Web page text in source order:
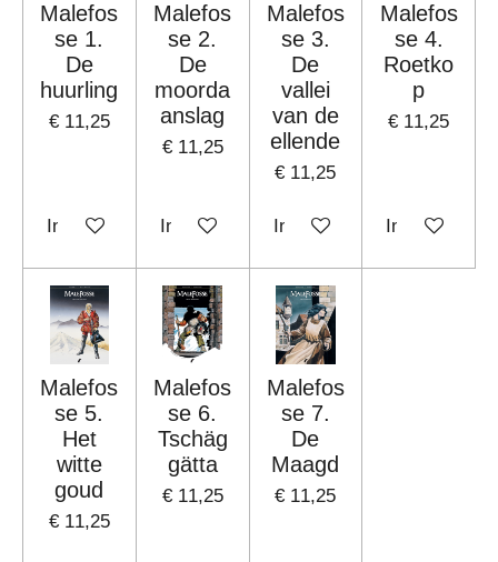
Malefos
se 1.
De
huurling
€ 11,25
In winkelwagen
Malefos
se 2.
De
moorda
anslag
€ 11,25
In winkelwagen
Malefos
se 3.
De
vallei
van de
ellende
€ 11,25
In winkelwagen
Malefos
se 4.
Roetko
p
€ 11,25
In
Malefos
se 5.
Het
witte
goud
€ 11,25
Malefos
se 6.
Tschäg
gätta
€ 11,25
Malefos
se 7.
De
Maagd
€ 11,25